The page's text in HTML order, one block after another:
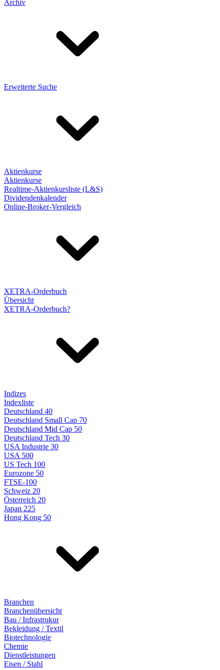
Archiv
Erweiterte Suche
Aktienkurse
Aktienkurse
Realtime-Aktienkursliste (L&S)
Dividendenkalender
Online-Broker-Vergleich
XETRA-Orderbuch
Übersicht
XETRA-Orderbuch?
Indizes
Indexliste
Deutschland 40
Deutschland Small Cap 70
Deutschland Mid Cap 50
Deutschland Tech 30
USA Industrie 30
USA 500
US Tech 100
Eurozone 50
FTSE-100
Schweiz 20
Österreich 20
Japan 225
Hong Kong 50
Branchen
Branchenübersicht
Bau / Infrastrukur
Bekleidung / Textil
Biotechnologie
Chemie
Dienstleistungen
Eisen / Stahl